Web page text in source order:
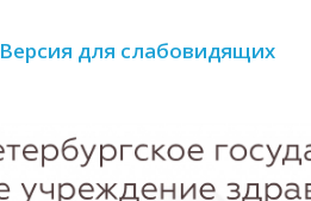
Версия для слабовидящих